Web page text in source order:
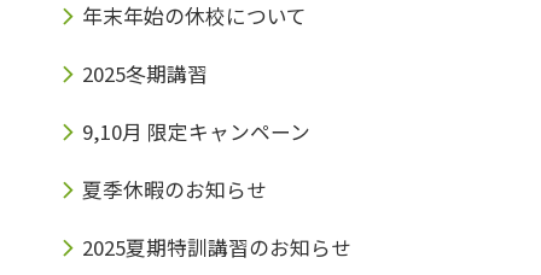
年末年始の休校について
2025冬期講習
9,10月 限定キャンペーン
夏季休暇のお知らせ
2025夏期特訓講習のお知らせ